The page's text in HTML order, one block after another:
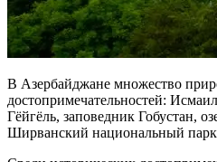
В Азербайджане множество
достопримечательностей:
Гёйгёль, заповедник Гобустан,
Ширванский национальный